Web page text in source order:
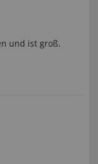
und ist groß.